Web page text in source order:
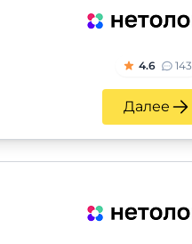
4.6 143
Далее